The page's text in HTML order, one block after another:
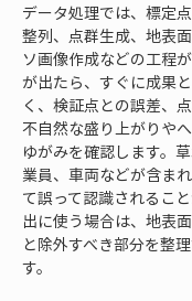
データ処理では、標定
整列、点群生成、地表
ソ画像作成などの工程
が出たら、すぐに成果
く、検証点との誤差、
不自然な盛り上がりや
ゆがみを確認します。
業員、車両などが含ま
て誤って認識されるこ
出に使う場合は、地表
と除外すべき部分を整
す。